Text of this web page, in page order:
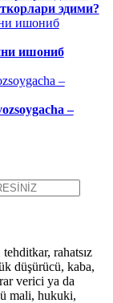
эдими?
ишониб
–
tehditkar, rahatsız
düşürücü, kaba,
verici ya da
mali, hukuki,